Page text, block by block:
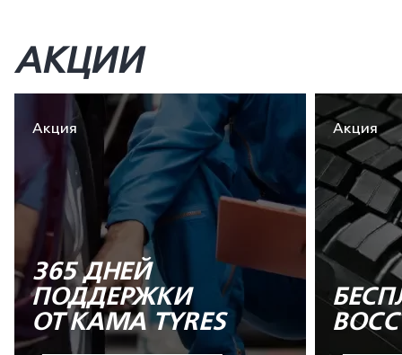
АКЦИИ
Акция
365 ДНЕЙ
ПОДДЕРЖКИ
ОТ KAMA TYRES
Акция